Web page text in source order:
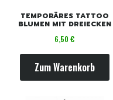
TEMPORÄRES TATTOO
BLUMEN MIT DREIECKEN
Preis
6,50 €
Zum Warenkorb